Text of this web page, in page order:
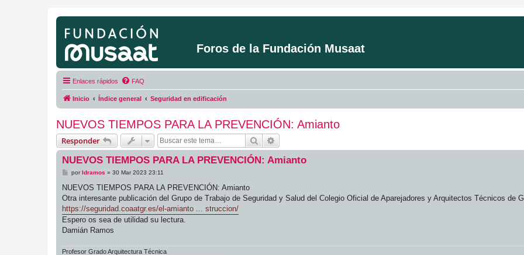
Foros de la Fundación Musaat
Enlaces rápidos FAQ
Inicio Índice general Seguridad en edificación
NUEVOS TIEMPOS PARA LA PREVENCIÓN: Amianto
Responder Buscar
NUEVOS TIEMPOS PARA LA PREVENCIÓN: Amianto
M
n
a
j
e
porldramos » 30 Mar 2023 23:11
NUEVOS TIEMPOS PARA LA PREVENCIÓN: Amianto
Otra interesante publicación del Grupo de Trabajo de Seguridad y Salud del Colegio Oficial de Aparejadores y Arquitectos Técnicos de
https://seguridad.coaatgr.es/el-amianto ... struccion/
Espero os sea de utilidad su lectura.
Damián Ramos
Profesor Grado Arquitectura Técnica